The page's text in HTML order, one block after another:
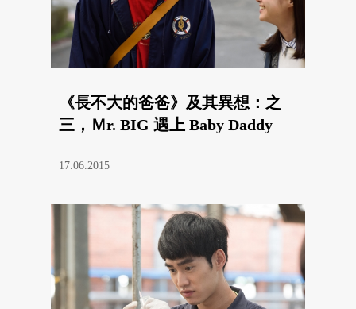
《長不大的爸爸》及其異想：之
三，Ｍr. BIG 遇上 Baby Daddy
17.06.2015